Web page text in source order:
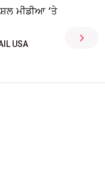
ਮੀਡੀਆ ‘ਤੇ
USA